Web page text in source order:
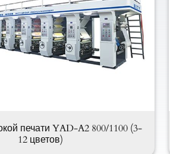
печати YAD-A2 800/1100 (3-
12 цветов)